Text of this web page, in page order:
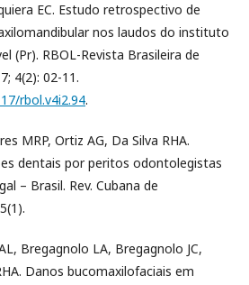
EC. Estudo retrospectivo de
nos laudos do instituto
(Pr). RBOL-Revista Brasileira de
4(2): 02-11.
rbol.v4i2.94.
MRP, Ortiz AG, Da Silva RHA.
dentais por peritos odontolegistas
– Brasil. Rev. Cubana de
Bregagnolo LA, Bregagnolo JC,
Danos bucomaxilofaciais em